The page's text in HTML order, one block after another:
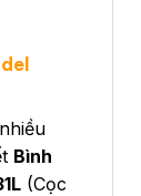
Bình
(Cọc